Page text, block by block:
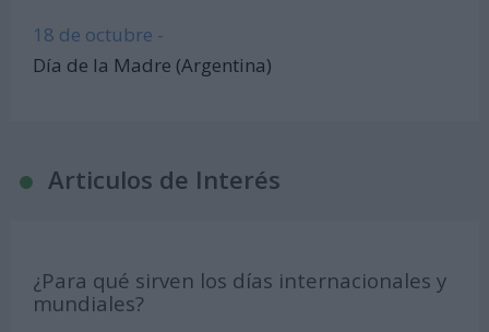
18 de octubre -
Día de la Madre (Argentina)
Articulos de Interés
¿Para qué sirven los días internacionales y
mundiales?